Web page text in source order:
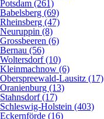
Potsdam (261)
Babelsberg (69)
Rheinsberg (47)
Neuruppin (8)
Grossbeeren (6)
Bernau (56)
Woltersdorf (10)
Kleinmachnow (6)
Oberspreewald-Lausitz (17)
Oranienburg (13)
Stahnsdorf (17)
Schleswig-Holstein (403)
Eckernförde (16)